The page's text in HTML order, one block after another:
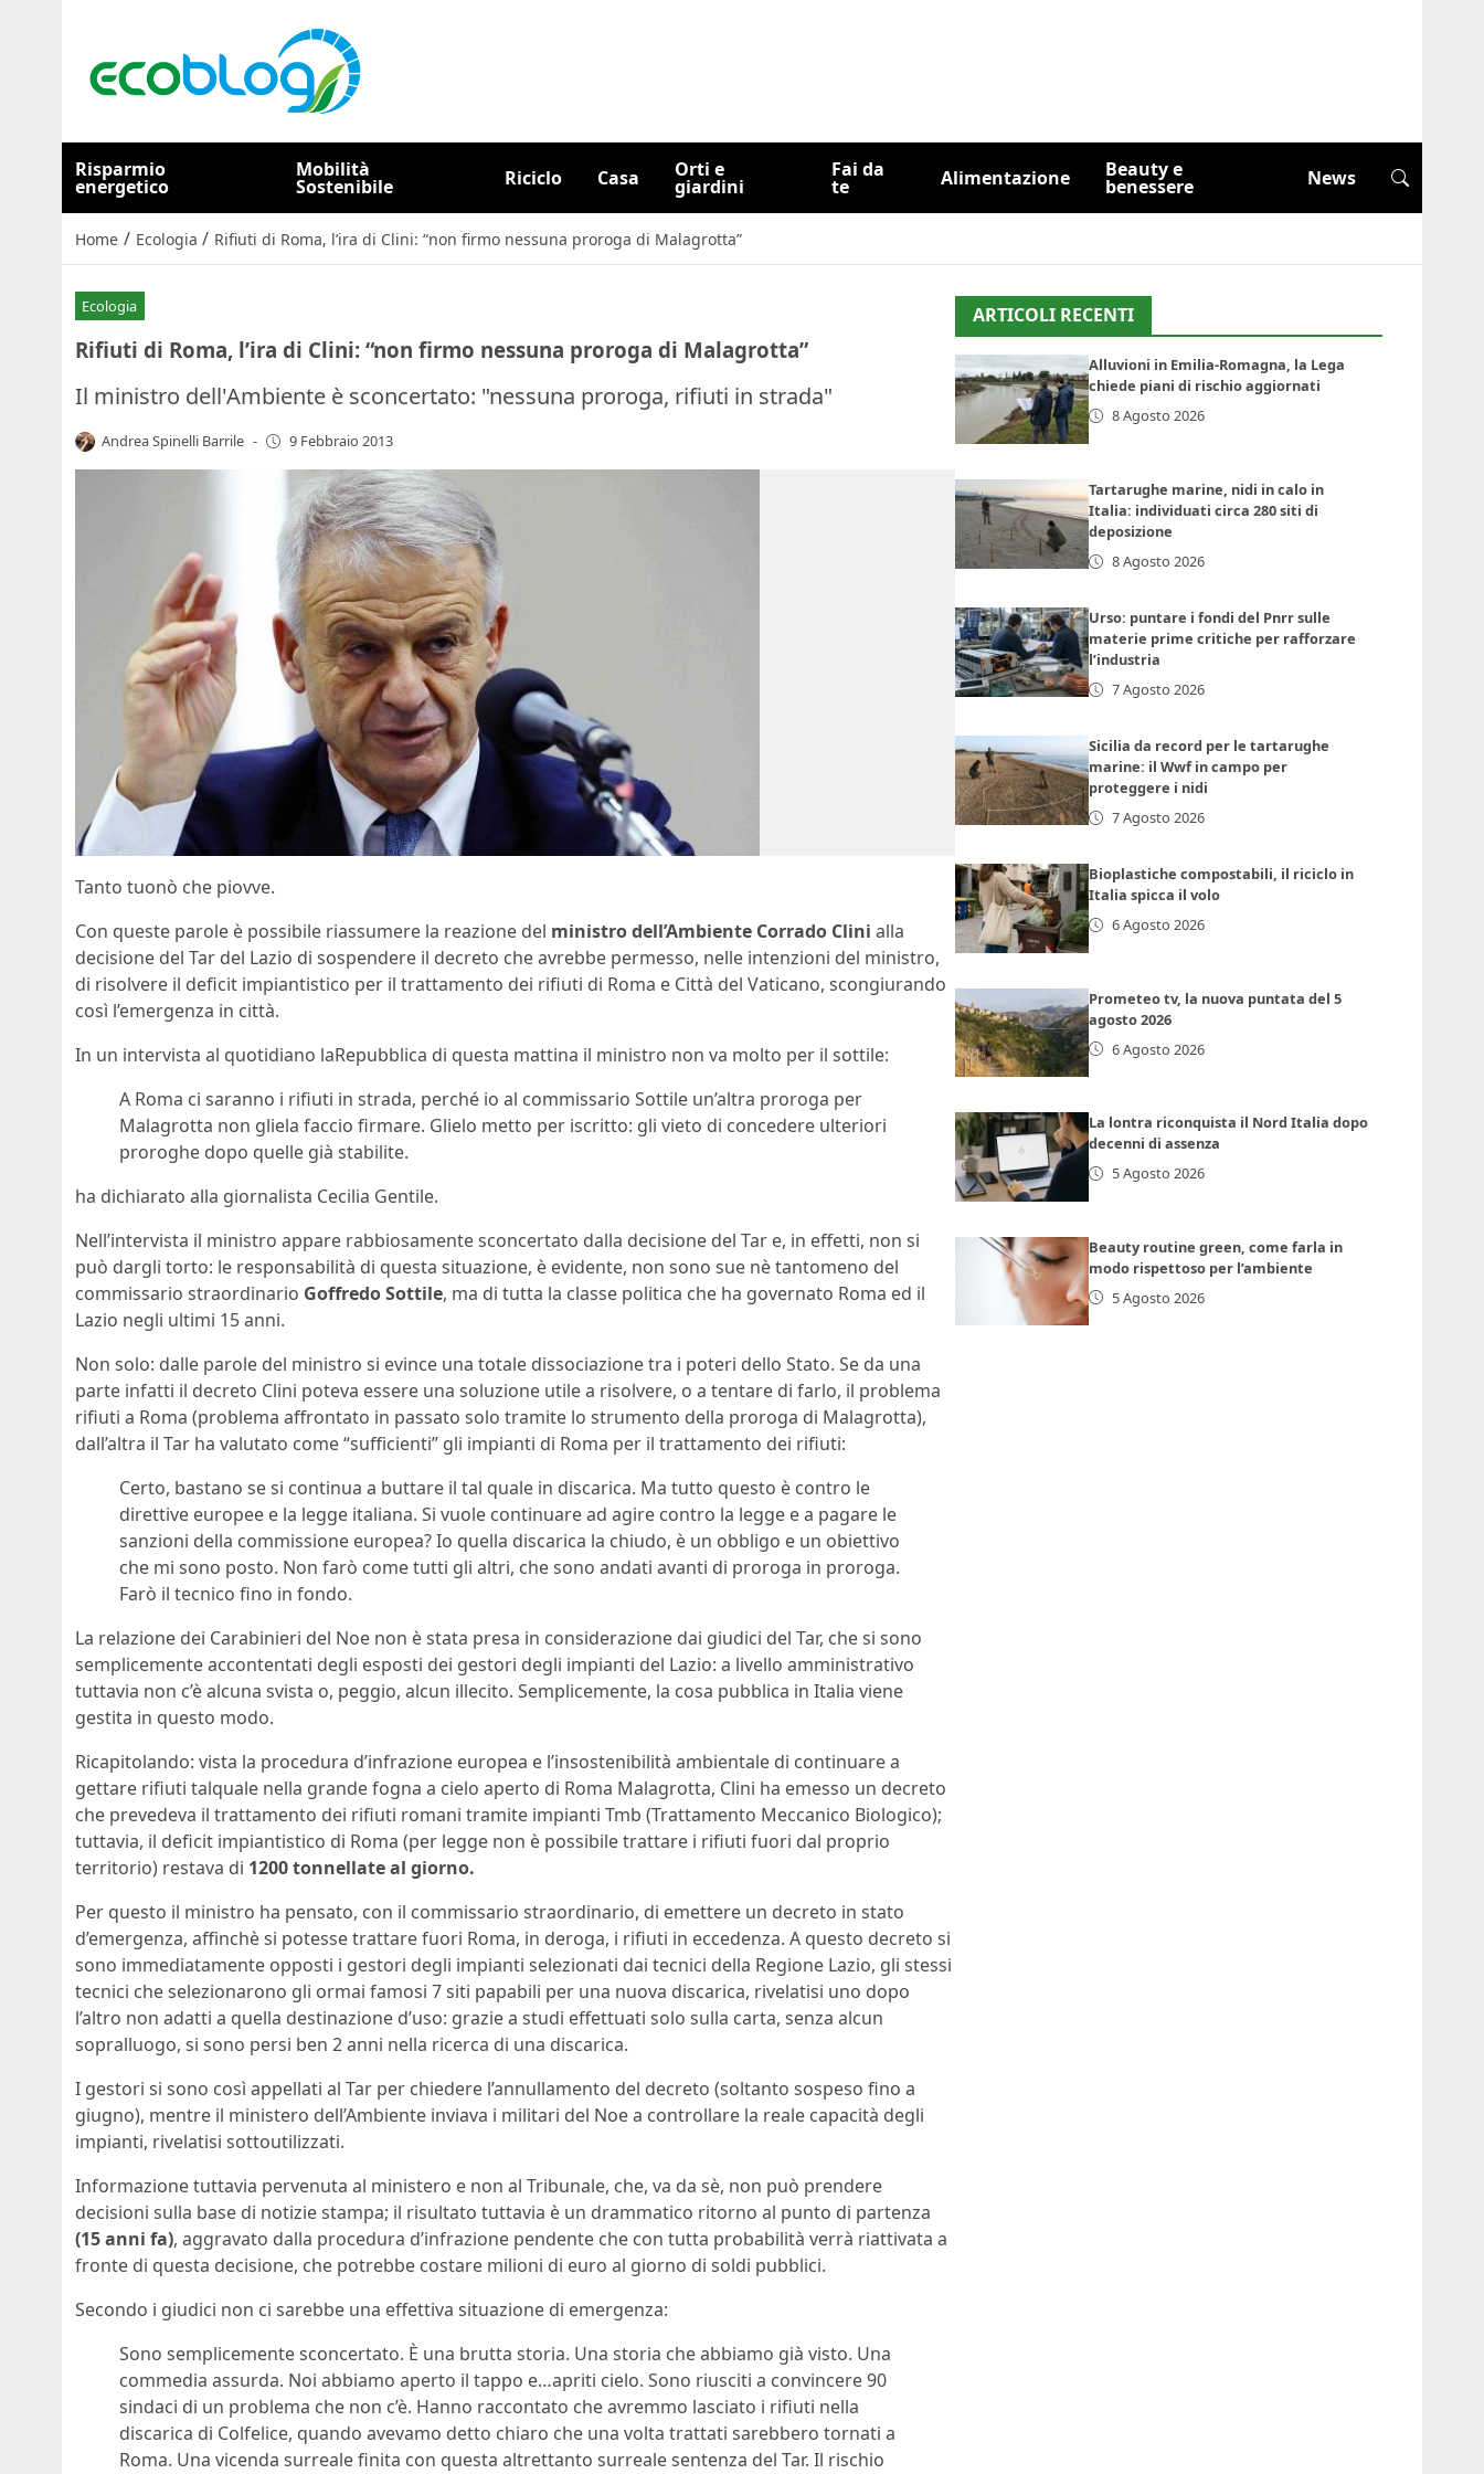
Risparmio
energetico
Mobilità
Sostenibile Riciclo Casa Orti e
giardini
Fai da
te Alimentazione Beauty e
benessere News
Home / Ecologia / Rifiuti di Roma, l’ira di Clini: “non firmo nessuna proroga di Malagrotta”
Ecologia
Rifiuti di Roma, l’ira di Clini: “non firmo nessuna proroga di Malagrotta”
Il ministro dell'Ambiente è sconcertato: "nessuna proroga, rifiuti in strada"
Andrea Spinelli Barrile - 9 Febbraio 2013
Tanto tuonò che piovve.
Con queste parole è possibile riassumere la reazione del ministro dell’Ambiente Corrado Clini alla
decisione del Tar del Lazio di sospendere il decreto che avrebbe permesso, nelle intenzioni del ministro,
di risolvere il deficit impiantistico per il trattamento dei rifiuti di Roma e Città del Vaticano, scongiurando
così l’emergenza in città.
In un intervista al quotidiano laRepubblica di questa mattina il ministro non va molto per il sottile:
A Roma ci saranno i rifiuti in strada, perché io al commissario Sottile un’altra proroga per
Malagrotta non gliela faccio firmare. Glielo metto per iscritto: gli vieto di concedere ulteriori
proroghe dopo quelle già stabilite.
ha dichiarato alla giornalista Cecilia Gentile.
Nell’intervista il ministro appare rabbiosamente sconcertato dalla decisione del Tar e, in effetti, non si
può dargli torto: le responsabilità di questa situazione, è evidente, non sono sue nè tantomeno del
commissario straordinario Goffredo Sottile, ma di tutta la classe politica che ha governato Roma ed il
Lazio negli ultimi 15 anni.
Non solo: dalle parole del ministro si evince una totale dissociazione tra i poteri dello Stato. Se da una
parte infatti il decreto Clini poteva essere una soluzione utile a risolvere, o a tentare di farlo, il problema
rifiuti a Roma (problema affrontato in passato solo tramite lo strumento della proroga di Malagrotta),
dall’altra il Tar ha valutato come “sufficienti” gli impianti di Roma per il trattamento dei rifiuti:
Certo, bastano se si continua a buttare il tal quale in discarica. Ma tutto questo è contro le
direttive europee e la legge italiana. Si vuole continuare ad agire contro la legge e a pagare le
sanzioni della commissione europea? Io quella discarica la chiudo, è un obbligo e un obiettivo
che mi sono posto. Non farò come tutti gli altri, che sono andati avanti di proroga in proroga.
Farò il tecnico fino in fondo.
La relazione dei Carabinieri del Noe non è stata presa in considerazione dai giudici del Tar, che si sono
semplicemente accontentati degli esposti dei gestori degli impianti del Lazio: a livello amministrativo
tuttavia non c’è alcuna svista o, peggio, alcun illecito. Semplicemente, la cosa pubblica in Italia viene
gestita in questo modo.
Ricapitolando: vista la procedura d’infrazione europea e l’insostenibilità ambientale di continuare a
gettare rifiuti talquale nella grande fogna a cielo aperto di Roma Malagrotta, Clini ha emesso un decreto
che prevedeva il trattamento dei rifiuti romani tramite impianti Tmb (Trattamento Meccanico Biologico);
tuttavia, il deficit impiantistico di Roma (per legge non è possibile trattare i rifiuti fuori dal proprio
territorio) restava di 1200 tonnellate al giorno.
Per questo il ministro ha pensato, con il commissario straordinario, di emettere un decreto in stato
d’emergenza, affinchè si potesse trattare fuori Roma, in deroga, i rifiuti in eccedenza. A questo decreto si
sono immediatamente opposti i gestori degli impianti selezionati dai tecnici della Regione Lazio, gli stessi
tecnici che selezionarono gli ormai famosi 7 siti papabili per una nuova discarica, rivelatisi uno dopo
l’altro non adatti a quella destinazione d’uso: grazie a studi effettuati solo sulla carta, senza alcun
sopralluogo, si sono persi ben 2 anni nella ricerca di una discarica.
I gestori si sono così appellati al Tar per chiedere l’annullamento del decreto (soltanto sospeso fino a
giugno), mentre il ministero dell’Ambiente inviava i militari del Noe a controllare la reale capacità degli
impianti, rivelatisi sottoutilizzati.
Informazione tuttavia pervenuta al ministero e non al Tribunale, che, va da sè, non può prendere
decisioni sulla base di notizie stampa; il risultato tuttavia è un drammatico ritorno al punto di partenza
(15 anni fa), aggravato dalla procedura d’infrazione pendente che con tutta probabilità verrà riattivata a
fronte di questa decisione, che potrebbe costare milioni di euro al giorno di soldi pubblici.
Secondo i giudici non ci sarebbe una effettiva situazione di emergenza:
Sono semplicemente sconcertato. È una brutta storia. Una storia che abbiamo già visto. Una
commedia assurda. Noi abbiamo aperto il tappo e…apriti cielo. Sono riusciti a convincere 90
sindaci di un problema che non c’è. Hanno raccontato che avremmo lasciato i rifiuti nella
discarica di Colfelice, quando avevamo detto chiaro che una volta trattati sarebbero tornati a
Roma. Una vicenda surreale finita con questa altrettanto surreale sentenza del Tar. Il rischio
ARTICOLI RECENTI
Alluvioni in Emilia-Romagna, la Lega
chiede piani di rischio aggiornati
8 Agosto 2026
Tartarughe marine, nidi in calo in
Italia: individuati circa 280 siti di
deposizione
8 Agosto 2026
Urso: puntare i fondi del Pnrr sulle
materie prime critiche per rafforzare
l’industria
7 Agosto 2026
Sicilia da record per le tartarughe
marine: il Wwf in campo per
proteggere i nidi
7 Agosto 2026
Bioplastiche compostabili, il riciclo in
Italia spicca il volo
6 Agosto 2026
Prometeo tv, la nuova puntata del 5
agosto 2026
6 Agosto 2026
La lontra riconquista il Nord Italia dopo
decenni di assenza
5 Agosto 2026
Beauty routine green, come farla in
modo rispettoso per l’ambiente
5 Agosto 2026